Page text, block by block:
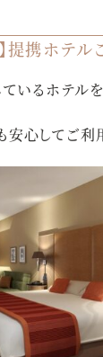
提携ホテル
ているホテル
安心してご